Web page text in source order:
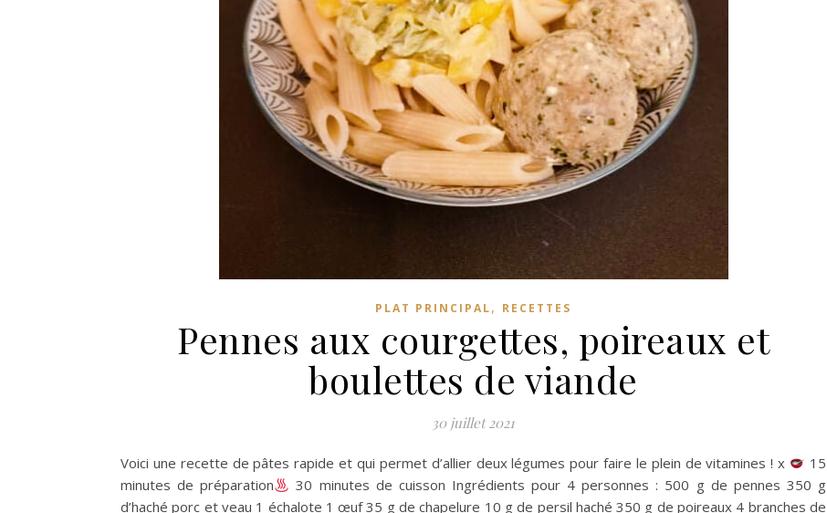
PLAT PRINCIPAL, RECETTES
Pennes aux courgettes, poireaux et
boulettes de viande
30 juillet 2021
Voici une recette de pâtes rapide et qui permet d’allier deux légumes pour faire le plein de vitamines ! x
15
minutes de préparation
30 minutes de cuisson Ingrédients pour 4 personnes : 500 g de pennes 350 g
d’haché porc et veau 1 échalote 1 œuf 35 g de chapelure 10 g de persil haché 350 g de poireaux 4 branches de